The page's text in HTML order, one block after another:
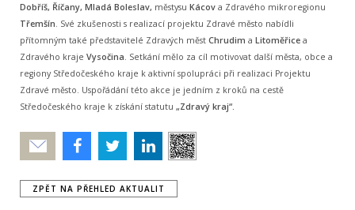
Dobříš, Říčany, Mladá Boleslav, městysu Kácov a Zdravého mikroregionu
Třemšín. Své zkušenosti s realizací projektu Zdravé město nabídli
přítomným také představitelé Zdravých měst Chrudim a Litoměřice a
Zdravého kraje Vysočina. Setkání mělo za cíl motivovat další města, obce a
regiony Středočeského kraje k aktivní spolupráci při realizaci Projektu
Zdravé město. Uspořádání této akce je jedním z kroků na cestě
Středočeského kraje k získání statutu „Zdravý kraj“.
Poslat
ZPĚT NA PŘEHLED AKTUALIT